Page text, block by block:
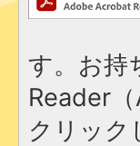
す。お持
Reader
クリック